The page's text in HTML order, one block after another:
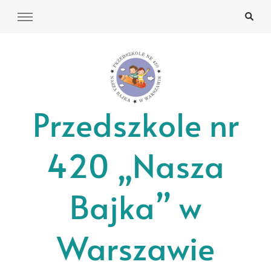
Przedszkole nr
420 „Nasza
Bajka” w
Warszawie